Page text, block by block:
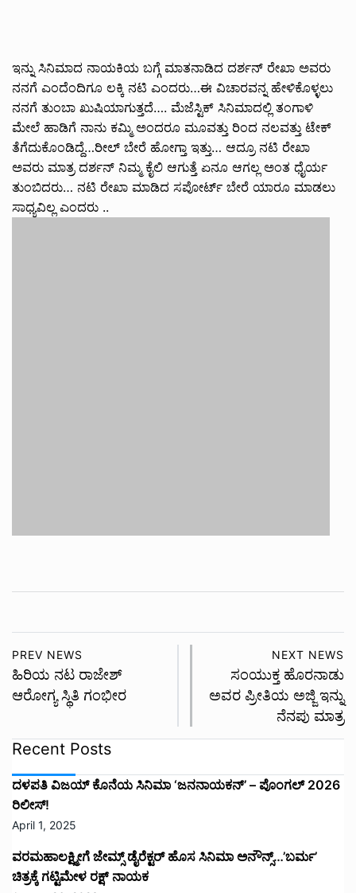
ಇನ್ನು ಸಿನಿಮಾದ ನಾಯಕಿಯ ಬಗ್ಗೆ ಮಾತನಾಡಿದ ದರ್ಶನ್ ರೇಖಾ ಅವರು
ನನಗೆ ಎಂದೆಂದಿಗೂ ಲಕ್ಕಿ ನಟಿ ಎಂದರು…ಈ ವಿಚಾರವನ್ನ ಹೇಳಿಕೊಳ್ಳಲು
ನನಗೆ ತುಂಬಾ ಖುಷಿಯಾಗುತ್ತದೆ…. ಮೆಜೆಸ್ಟಿಕ್ ಸಿನಿಮಾದಲ್ಲಿ ತಂಗಾಳಿ
ಮೇಲೆ ಹಾಡಿಗೆ ನಾನು ಕಮ್ಮಿ ಅಂದರೂ ಮೂವತ್ತು ರಿಂದ ನಲವತ್ತು ಟೇಕ್
ತೆಗೆದುಕೊಂಡಿದ್ದೆ…ರೀಲ್ ಬೇರೆ ಹೋಗ್ತಾ ಇತ್ತು… ಆದ್ರೂ ನಟಿ ರೇಖಾ
ಅವರು ಮಾತ್ರ ದರ್ಶನ್ ನಿಮ್ಮ ಕೈಲಿ ಆಗುತ್ತೆ ಏನೂ ಆಗಲ್ಲ ಅಂತ ಧೈರ್ಯ
ತುಂಬಿದರು… ನಟಿ ರೇಖಾ ಮಾಡಿದ ಸಪೋರ್ಟ್ ಬೇರೆ ಯಾರೂ ಮಾಡಲು
ಸಾಧ್ಯವಿಲ್ಲ ಎಂದರು ..
PREV NEWS
ಹಿರಿಯ ನಟ ರಾಜೇಶ್
ಆರೋಗ್ಯ ಸ್ಥಿತಿ ಗಂಭೀರ
NEXT NEWS
ಸಂಯುಕ್ತ ಹೊರನಾಡು
ಅವರ ಪ್ರೀತಿಯ ಅಜ್ಜಿ ಇನ್ನು
ನೆನಪು ಮಾತ್ರ
Recent Posts
ದಳಪತಿ ವಿಜಯ್‌ ಕೊನೆಯ ಸಿನಿಮಾ ‘ಜನನಾಯಕನ್’ – ಪೊಂಗಲ್ 2026
ರಿಲೀಸ್!
April 1, 2025
ವರಮಹಾಲಕ್ಷ್ಮೀಗೆ ಜೇಮ್ಸ್ ಡೈರೆಕ್ಟರ್ ಹೊಸ ಸಿನಿಮಾ ಅನೌನ್ಸ್…’ಬರ್ಮ’
ಚಿತ್ರಕ್ಕೆ ಗಟ್ಟಿಮೇಳ ರಕ್ಷ್ ನಾಯಕ